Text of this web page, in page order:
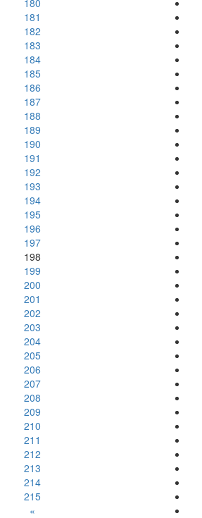
180
181
182
183
184
185
186
187
188
189
190
191
192
193
194
195
196
197
198
199
200
201
202
203
204
205
206
207
208
209
210
211
212
213
214
215
»